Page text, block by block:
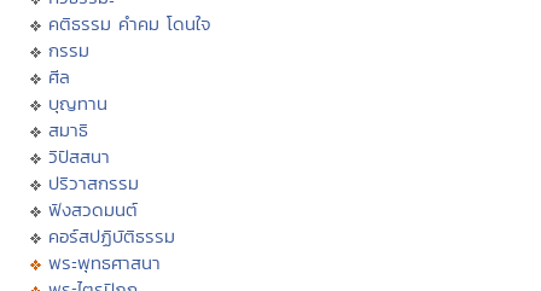
คติธรรม คำคม โดนใจ
กรรม
ศีล
บุญทาน
สมาธิ
วิปัสสนา
ปริวาสกรรม
ฟังสวดมนต์
คอร์สปฏิบัติธรรม
พระพุทธศาสนา